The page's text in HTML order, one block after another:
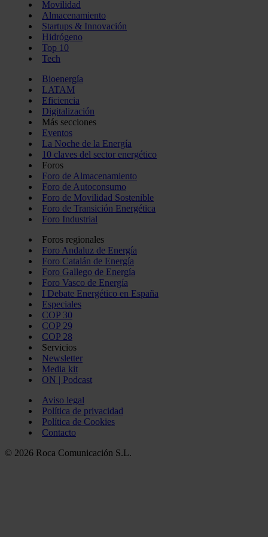
Movilidad
Almacenamiento
Startups & Innovación
Hidrógeno
Top 10
Tech
Bioenergía
LATAM
Eficiencia
Digitalización
Más secciones
Eventos
La Noche de la Energía
10 claves del sector energético
Foros
Foro de Almacenamiento
Foro de Autoconsumo
Foro de Movilidad Sostenible
Foro de Transición Energética
Foro Industrial
Foros regionales
Foro Andaluz de Energía
Foro Catalán de Energía
Foro Gallego de Energía
Foro Vasco de Energía
I Debate Energético en España
Especiales
COP 30
COP 29
COP 28
Servicios
Newsletter
Media kit
ON | Podcast
Aviso legal
Política de privacidad
Política de Cookies
Contacto
© 2026 Roca Comunicación S.L.